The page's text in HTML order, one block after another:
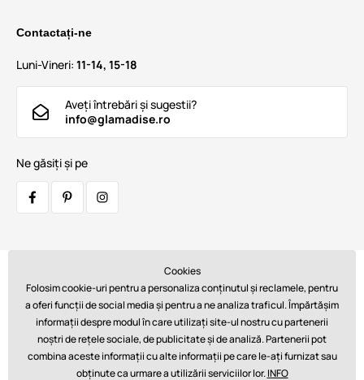
Contactați-ne
Luni-Vineri: 11-14, 15-18
Aveți întrebări și sugestii?
info@glamadise.ro
Ne găsiți și pe
Plăți:
Cookies
Folosim cookie-uri pentru a personaliza conținutul și reclamele, pentru
a oferi funcții de social media și pentru a ne analiza traficul. Împărtășim
informații despre modul în care utilizați site-ul nostru cu partenerii
noștri de rețele sociale, de publicitate și de analiză. Partenerii pot
combina aceste informații cu alte informații pe care le-ați furnizat sau
obținute ca urmare a utilizării serviciilor lor.INFO